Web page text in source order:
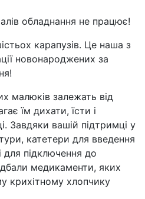
карапузів. Це наша з
новонароджених за
малюків залежать від
їм дихати, їсти і
Завдяки вашій підтримці у
катетери для введення
для підключення до
медикаменти, яких
крихітному хлопчику